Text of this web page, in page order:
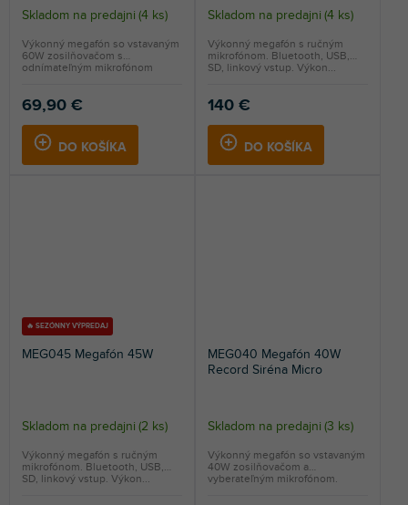
Skladom na predajni (4 ks)
69,90 €
DO KOŠÍKA
Výkonný megafón so vstavaným
60W zosilňovačom s
odnímateľným mikrofónom
Skladom na predajni (4 ks)
140 €
DO KOŠÍKA
Výkonný megafón s ručným
mikrofónom. Bluetooth, USB,
SD, linkový vstup. Výkon...
🔥 SEZÓNNY VÝPREDAJ
MEG045 Megafón 45W
Skladom na predajni (2 ks)
Výkonný megafón s ručným
mikrofónom. Bluetooth, USB,
SD, linkový vstup. Výkon...
MEG040 Megafón 40W
Record Siréna Micro
Skladom na predajni (3 ks)
Výkonný megafón so vstavaným
40W zosilňovačom a
vyberateľným mikrofónom.